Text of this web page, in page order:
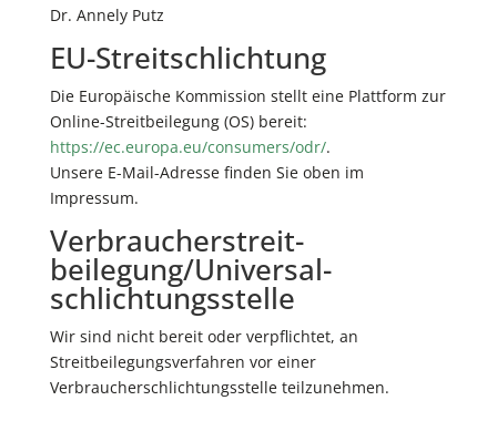
Dr. Annely Putz
EU-Streitschlichtung
Die Europäische Kommission stellt eine Plattform zur
Online-Streitbeilegung (OS) bereit:
https://ec.europa.eu/consumers/odr/.
Unsere E-Mail-Adresse finden Sie oben im
Impressum.
Verbraucher­streit­
beilegung/Universal­
schlichtungs­stelle
Wir sind nicht bereit oder verpflichtet, an
Streitbeilegungsverfahren vor einer
Verbraucherschlichtungsstelle teilzunehmen.